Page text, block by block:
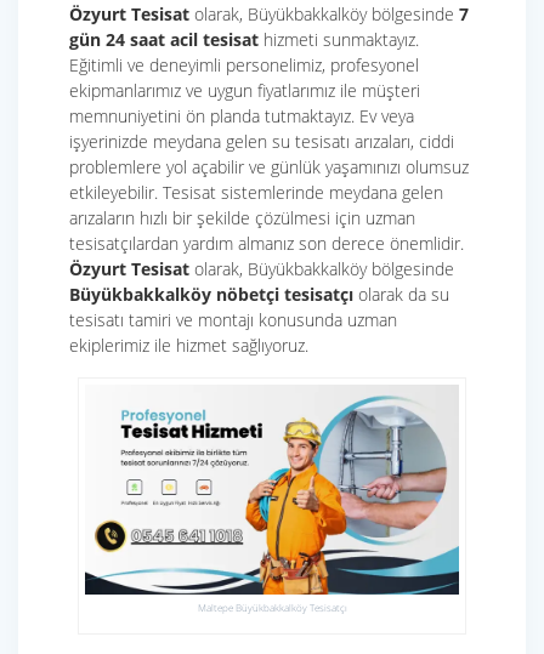
Özyurt Tesisat olarak, Büyükbakkalköy bölgesinde 7
gün 24 saat acil tesisat hizmeti sunmaktayız.
Eğitimli ve deneyimli personelimiz, profesyonel
ekipmanlarımız ve uygun fiyatlarımız ile müşteri
memnuniyetini ön planda tutmaktayız. Ev veya
işyerinizde meydana gelen su tesisatı arızaları, ciddi
problemlere yol açabilir ve günlük yaşamınızı olumsuz
etkileyebilir. Tesisat sistemlerinde meydana gelen
arızaların hızlı bir şekilde çözülmesi için uzman
tesisatçılardan yardım almanız son derece önemlidir.
Özyurt Tesisat olarak, Büyükbakkalköy bölgesinde
Büyükbakkalköy nöbetçi tesisatçı olarak da su
tesisatı tamiri ve montajı konusunda uzman
ekiplerimiz ile hizmet sağlıyoruz.
Maltepe Büyükbakkalköy Tesisatçı